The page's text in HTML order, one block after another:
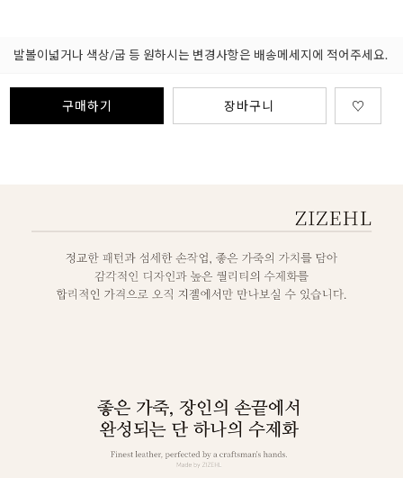
발볼이넓거나 색상/굽 등 원하시는 변경사항은 배송메세지에 적어주세요.
구매하기 장바구니 ♡